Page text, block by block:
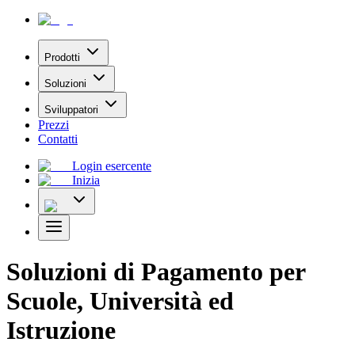
Prodotti
Soluzioni
Sviluppatori
Prezzi
Contatti
Login esercente
Inizia
Soluzioni di Pagamento per
Scuole, Università ed
Istruzione